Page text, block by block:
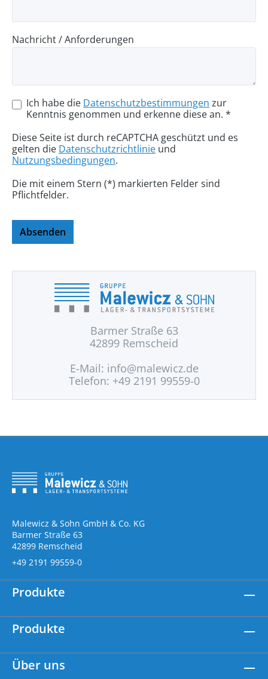
Nachricht / Anforderungen
Ich habe die Datenschutzbestimmungen zur
Kenntnis genommen und erkenne diese an. *
Diese Seite ist durch reCAPTCHA geschützt und es
gelten die Datenschutzrichtlinie und
Nutzungsbedingungen.
Die mit einem Stern (*) markierten Felder sind
Pflichtfelder.
Absenden
Barmer Straße 63
42899 Remscheid
E-Mail: info@malewicz.de
Telefon: +49 2191 99559-0
Malewicz & Sohn GmbH & Co. KG
Barmer Straße 63
42899 Remscheid
+49 2191 99559-0
Produkte
Produkte
Über uns